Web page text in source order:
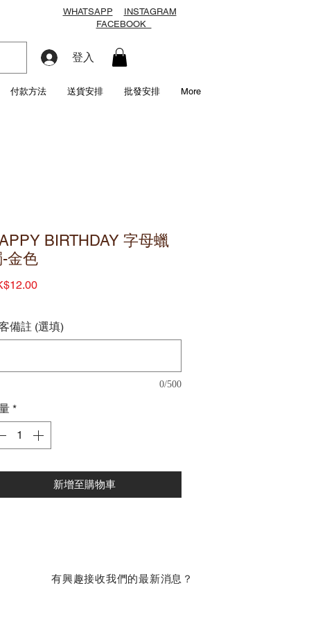
WHATSAPP
INSTAGRAM
FACEBOOK
登入
付款方法 送貨安排 批發安排 More
BIRTHDAY 字母蠟
金色
價
備註 (選填)
0/500
*
新增至購物車
​有興趣接收我們的最新消息？